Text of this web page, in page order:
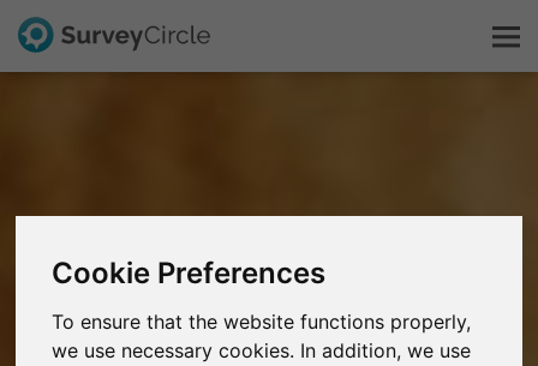
Cookie Preferences
To ensure that the website functions properly,
we use necessary cookies. In addition, we use
Explorer la recherche
FAQ